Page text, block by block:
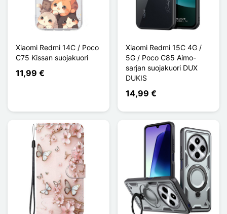
Xiaomi Redmi 14C / Poco
C75 Kissan suojakuori
11,99 €
Xiaomi Redmi 15C 4G /
5G / Poco C85 Aimo-
sarjan suojakuori DUX
DUKIS
14,99 €